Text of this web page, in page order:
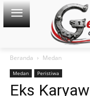
Beranda Medan
Medan Peristiwa
Eks